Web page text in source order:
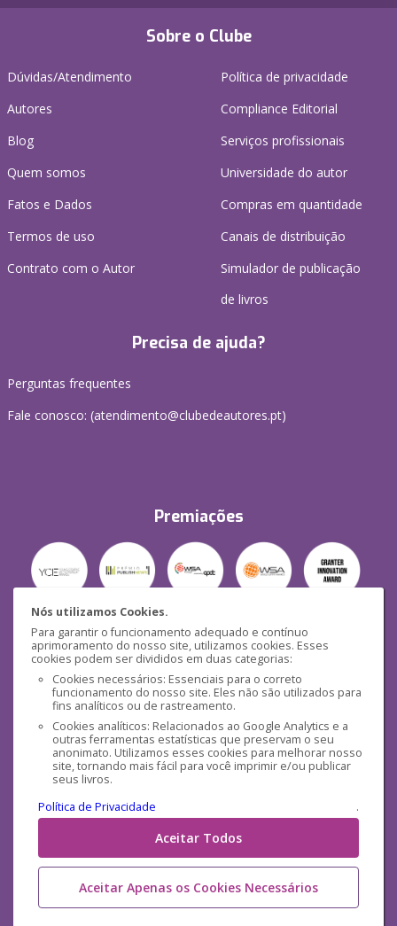
Nós utilizamos Cookies.
Para garantir o funcionamento adequado e contínuo
aprimoramento do nosso site, utilizamos cookies. Esses
cookies podem ser divididos em duas categorias:
Cookies necessários: Essenciais para o correto
funcionamento do nosso site. Eles não são utilizados para
fins analíticos ou de rastreamento.
Cookies analíticos: Relacionados ao Google Analytics e a
outras ferramentas estatísticas que preservam o seu
anonimato. Utilizamos esses cookies para melhorar nosso
site, tornando mais fácil para você imprimir e/ou publicar
seus livros.
Política de Privacidade
.
Aceitar Todos
Aceitar Apenas os Cookies Necessários
Sobre o Clube
Dúvidas/Atendimento
Autores
Blog
Quem somos
Fatos e Dados
Termos de uso
Contrato com o Autor
Política de privacidade
Compliance Editorial
Serviços profissionais
Universidade do autor
Compras em quantidade
Canais de distribuição
Simulador de publicação
de livros
Precisa de ajuda?
Perguntas frequentes
Fale conosco: (atendimento@clubedeautores.pt)
Premiações
Segurança
Mídias Sociais